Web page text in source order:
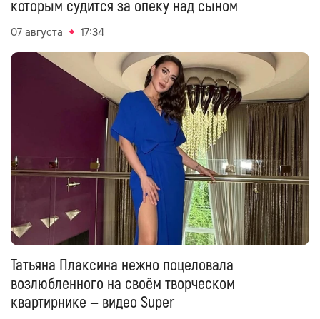
которым судится за опеку над сыном
07 августа 17:34
Татьяна Плаксина нежно поцеловала
возлюбленного на своём творческом
квартирнике — видео Super